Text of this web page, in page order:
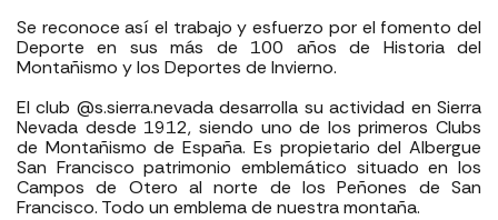
Se reconoce así el trabajo y esfuerzo por el fomento del
Deporte en sus más de 100 años de Historia del
Montañismo y los Deportes de Invierno. ⁣
El club @s.sierra.nevada desarrolla su actividad en Sierra
Nevada desde 1912, siendo uno de los primeros Clubs
de Montañismo de España. Es propietario del Albergue
San Francisco patrimonio emblemático situado en los
Campos de Otero al norte de los Peñones de San
Francisco. Todo un emblema de nuestra montaña.⁣